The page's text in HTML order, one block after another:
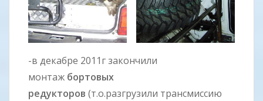
-в декабре 2011г закончили
монтаж бортовых
редукторов (т.о.разгрузили трансмиссию